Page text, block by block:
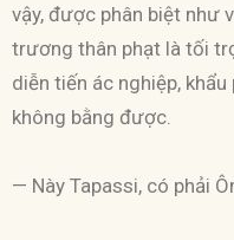
vậy, được phân biệt như
trương thân phạt là tối
diễn tiến ác nghiệp,
không bằng được.
— Này Tapassi, có phải